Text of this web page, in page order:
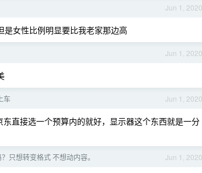
Jun 1, 2020
女性比例明显要比我老家那边高
Jun 1, 2020
Jun 1, 2020
车
直接选一个预算内的就好，显示器这个东西就是一分
Jun 1, 2020
只想转变格式 不想动内容。